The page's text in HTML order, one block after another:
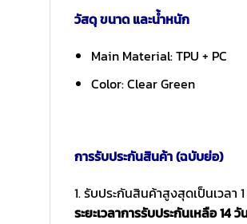
วัสดุ ขนาด และน้ำหนัก
Main Material: TPU + PC
Color: Clear Green
การรับประกันสินค้า (ฉบับย่อ)
1. รับประกันสินค้าสูงสุดเป็นเวลา
ระยะเวลาการรับประกันเหลือ 14